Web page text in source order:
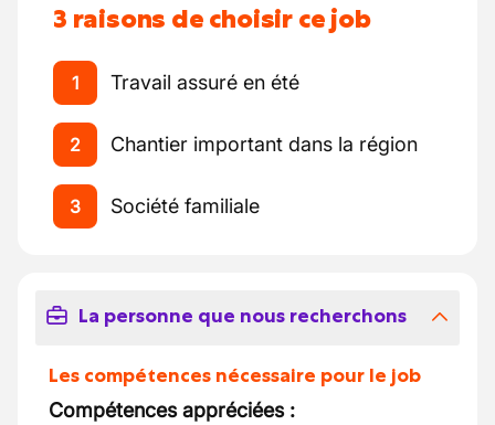
3 raisons de choisir ce job
1 Travail assuré en été
2 Chantier important dans la région
3 Société familiale
La personne que nous recherchons
Les compétences nécessaire pour le job
Compétences appréciées :